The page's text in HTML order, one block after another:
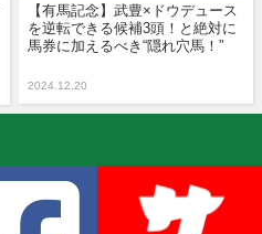
【有馬記念】武豊×ドウデュース
を逆転できる候補3頭！と絶対に
馬券に加えるべき“隠れ穴馬！”
2024.12.20